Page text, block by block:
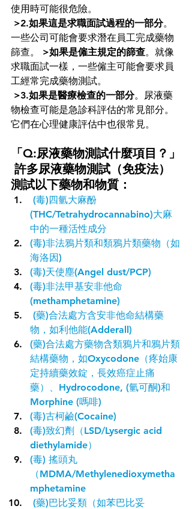
使用時可能很危險。
>2.如果這是求職面試過程的一部分。
一些公司可能會要求潛在員工完成藥物
篩查。 >如果是僱主規定的篩查。就像
求職面試一樣，一些僱主可能會要求員
工經常完成藥物測試。
>3.如果是醫療檢查的一部分。尿液藥
物檢查可能是急診科評估的常見部分。
它們在心理健康評估中也很常見。
「Q:尿液藥物測試什麼項目？」
許多尿液藥物測試 （免疫法）
測試以下藥物和物質：
(THC/Tetrahydrocannabino)大麻
中的一種活性成分
(毒)非法鴉片類和類鴉片類藥物（如
海洛因)
(毒)天使塵(Angel dust/PCP)
(毒)非法甲基安非他命
(methamphetamine)
物，如利他能(Adderall)
(藥)合法處方藥物含類鴉片和鴉片類
結構藥物 ，如Oxycodone（疼始康
定持續藥效錠，長效癌症止痛
藥）、 Hydrocodone, (氫可酮)和
Morphine (嗎啡)
(毒)古柯鹼(Cocaine)
(毒)致幻劑（LSD/Lysergic acid
diethylamide）
(毒) 搖頭丸
（MDMA/Methylenedioxymetha
mphetamine
(藥)巴比妥類（如苯巴比妥